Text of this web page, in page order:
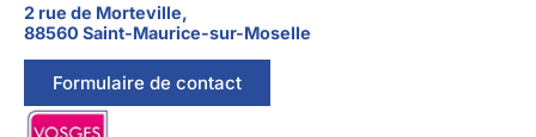
2 rue de Morteville,
88560 Saint-Maurice-sur-Moselle
Formulaire de contact